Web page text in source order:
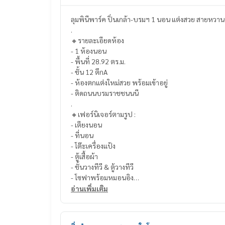
🔸รายละเอียดห้อง
- 1 ห้องนอน
- พื้นที่ 28.92 ตร.ม.
- ชั้น 12 ตึกA
- ห้องตกแต่งใหม่สวย พร้อมเข้าอยู่
- ติดถนนบรมราชชนนนี
🔸เฟอร์นิเจอร์ตามรูป :
- เตียงนอน
- ที่นอน
- โต๊ะเครื่องแป้ง
- ตู้เสื้อผ้า
- ชั้นวางทีวี & ตู้วางทีวี
- โซฟาพร้อมหมอนอิง
- ครัวแบบบิวอินท์
อ่านเพิ่มเติม